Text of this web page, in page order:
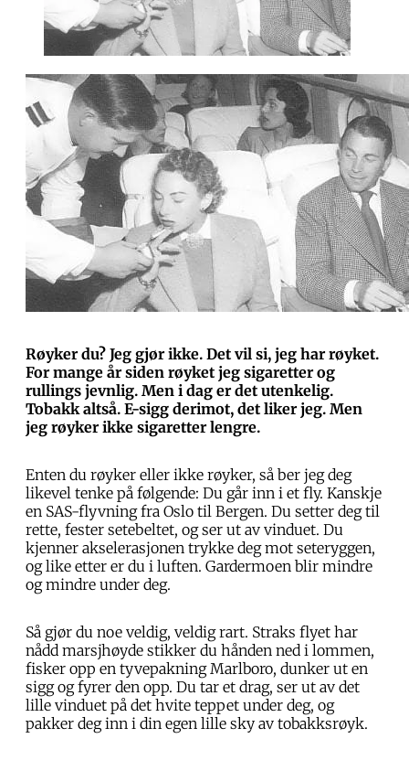
Røyker du? Jeg gjør ikke. Det vil si, jeg har røyket.
For mange år siden røyket jeg sigaretter og
rullings jevnlig. Men i dag er det utenkelig.
Tobakk altså. E-sigg derimot, det liker jeg. Men
jeg røyker ikke sigaretter lengre.
Enten du røyker eller ikke røyker, så ber jeg deg
likevel tenke på følgende: Du går inn i et fly. Kanskje
en SAS-flyvning fra Oslo til Bergen. Du setter deg til
rette, fester setebeltet, og ser ut av vinduet. Du
kjenner akselerasjonen trykke deg mot seteryggen,
og like etter er du i luften. Gardermoen blir mindre
og mindre under deg.
Så gjør du noe veldig, veldig rart. Straks flyet har
nådd marsjhøyde stikker du hånden ned i lommen,
fisker opp en tyvepakning Marlboro, dunker ut en
sigg og fyrer den opp. Du tar et drag, ser ut av det
lille vinduet på det hvite teppet under deg, og
pakker deg inn i din egen lille sky av tobakksrøyk.